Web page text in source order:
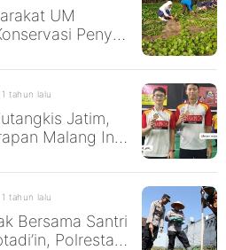
institusi untuk saling berbagi
dan praktik terbaik dalam
pembangunan berkelanjutan
UM
Penyu
1 tahun lalu
Jatim,
Malang Ini
1 tahun lalu
Bersama Santri
Polresta